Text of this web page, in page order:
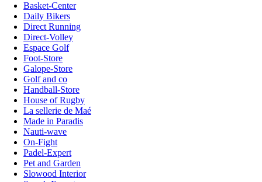
Basket-Center
Daily Bikers
Direct Running
Direct-Volley
Espace Golf
Foot-Store
Galope-Store
Golf and co
Handball-Store
House of Rugby
La sellerie de Maé
Made in Paradis
Nauti-wave
On-Fight
Padel-Expert
Pet and Garden
Slowood Interior